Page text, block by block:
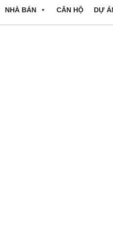
NHÀ BÁN CĂN HỘ DỰ